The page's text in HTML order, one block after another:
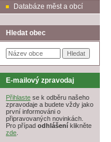
Databáze měst a obcí
Hledat obec
E-mailový zpravodaj
Přihlaste se k odběru našeho
zpravodaje a budete vždy jako
první informováni o
připravovaných novinkách.
Pro případ odhlášení klikněte
zde.